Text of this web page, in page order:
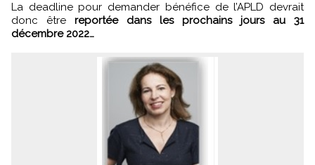
La deadline pour demander bénéfice de l’APLD devrait
donc être reportée dans les prochains jours au 31
décembre 2022…